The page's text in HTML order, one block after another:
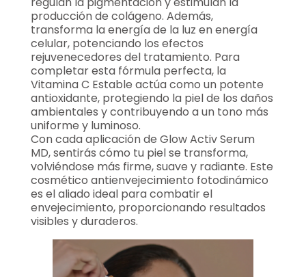
producción de colágeno. Además,
transforma la energía de la luz en energía
celular, potenciando los efectos
rejuvenecedores del tratamiento. Para
completar esta fórmula perfecta, la
Vitamina C Estable actúa como un potente
antioxidante, protegiendo la piel de los daños
ambientales y contribuyendo a un tono más
uniforme y luminoso.
Con cada aplicación de Glow Activ Serum
MD, sentirás cómo tu piel se transforma,
volviéndose más firme, suave y radiante. Este
cosmético antienvejecimiento fotodinámico
es el aliado ideal para combatir el
envejecimiento, proporcionando resultados
visibles y duraderos.